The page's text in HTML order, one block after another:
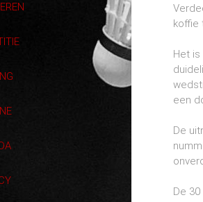
koffie
Het is
een
De
De